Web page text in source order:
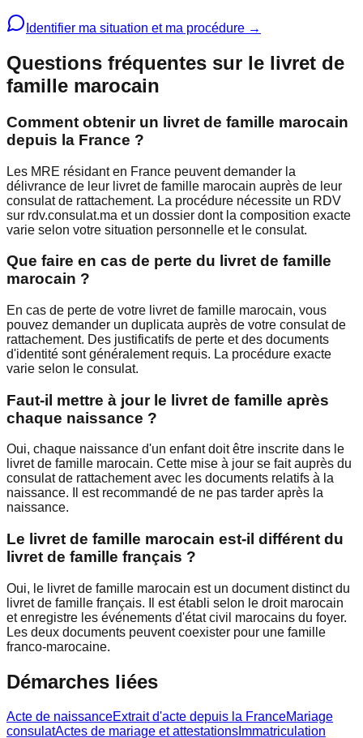
Identifier ma situation et ma procédure →
Questions fréquentes sur le livret de
famille marocain
Comment obtenir un livret de famille marocain
depuis la France ?
Les MRE résidant en France peuvent demander la
délivrance de leur livret de famille marocain auprès de leur
consulat de rattachement. La procédure nécessite un RDV
sur rdv.consulat.ma et un dossier dont la composition exacte
varie selon votre situation personnelle et le consulat.
Que faire en cas de perte du livret de famille
marocain ?
En cas de perte de votre livret de famille marocain, vous
pouvez demander un duplicata auprès de votre consulat de
rattachement. Des justificatifs de perte et des documents
d'identité sont généralement requis. La procédure exacte
varie selon le consulat.
Faut-il mettre à jour le livret de famille après
chaque naissance ?
Oui, chaque naissance d'un enfant doit être inscrite dans le
livret de famille marocain. Cette mise à jour se fait auprès du
consulat de rattachement avec les documents relatifs à la
naissance. Il est recommandé de ne pas tarder après la
naissance.
Le livret de famille marocain est-il différent du
livret de famille français ?
Oui, le livret de famille marocain est un document distinct du
livret de famille français. Il est établi selon le droit marocain
et enregistre les événements d'état civil marocains du foyer.
Les deux documents peuvent coexister pour une famille
franco-marocaine.
Démarches liées
Acte de naissanceExtrait d'acte depuis la FranceMariage
consulatActes de mariage et attestations Immatriculation